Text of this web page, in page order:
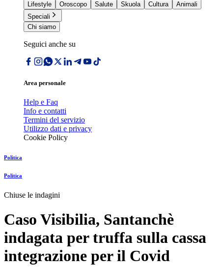
Lifestyle
Oroscopo Salute Skuola Cultura
Animali
Speciali
Chi siamo
Seguici anche su
Area personale
Help e Faq
Info e contatti
Termini del servizio
Utilizzo dati e privacy
Cookie Policy
Politica
Politica
Chiuse le indagini
Caso Visibilia, Santanchè
indagata per truffa sulla cassa
integrazione per il Covid